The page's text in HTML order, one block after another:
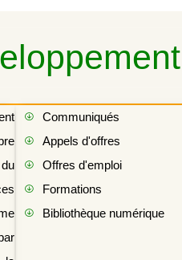
Communiqués
Appels d'offres
Offres d'emploi
Formations
Bibliothèque numérique